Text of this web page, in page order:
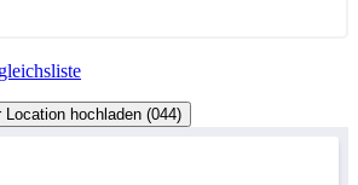
Location hochladen (044)